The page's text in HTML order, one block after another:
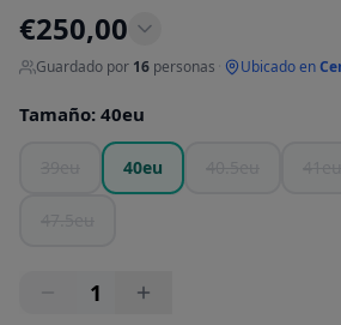
€250,00
Guardado por 16 personas Ubicado en
Tamaño: 40eu
40eu
1